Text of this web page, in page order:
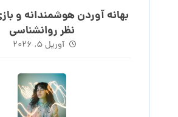
بهانه آوردن هوشمندانه و
نظر روانشناسی
آوریل ۵, ۲۰۲۶